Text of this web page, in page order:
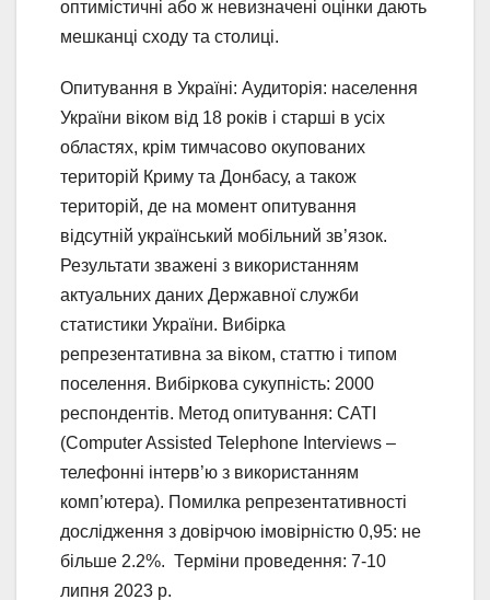
оптимістичні або ж невизначені оцінки дають
мешканці сходу та столиці.
Опитування в Україні: Аудиторія: населення
України віком від 18 років і старші в усіх
областях, крім тимчасово окупованих
територій Криму та Донбасу, а також
територій, де на момент опитування
відсутній український мобільний зв’язок.
Результати зважені з використанням
актуальних даних Державної служби
статистики України. Вибірка
репрезентативна за віком, статтю і типом
поселення. Вибіркова сукупність: 2000
респондентів. Метод опитування: CATI
(Computer Assisted Telephone Interviews –
телефонні інтерв’ю з використанням
комп’ютера). Помилка репрезентативності
дослідження з довірчою імовірністю 0,95: не
більше 2.2%. Терміни проведення: 7-10
липня 2023 р.